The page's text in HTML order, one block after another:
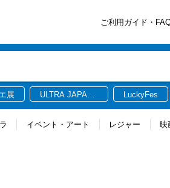
ご利用ガイド・
展
ULTRA JAPAN
LuckyFes
イベント・アート レジャー 映